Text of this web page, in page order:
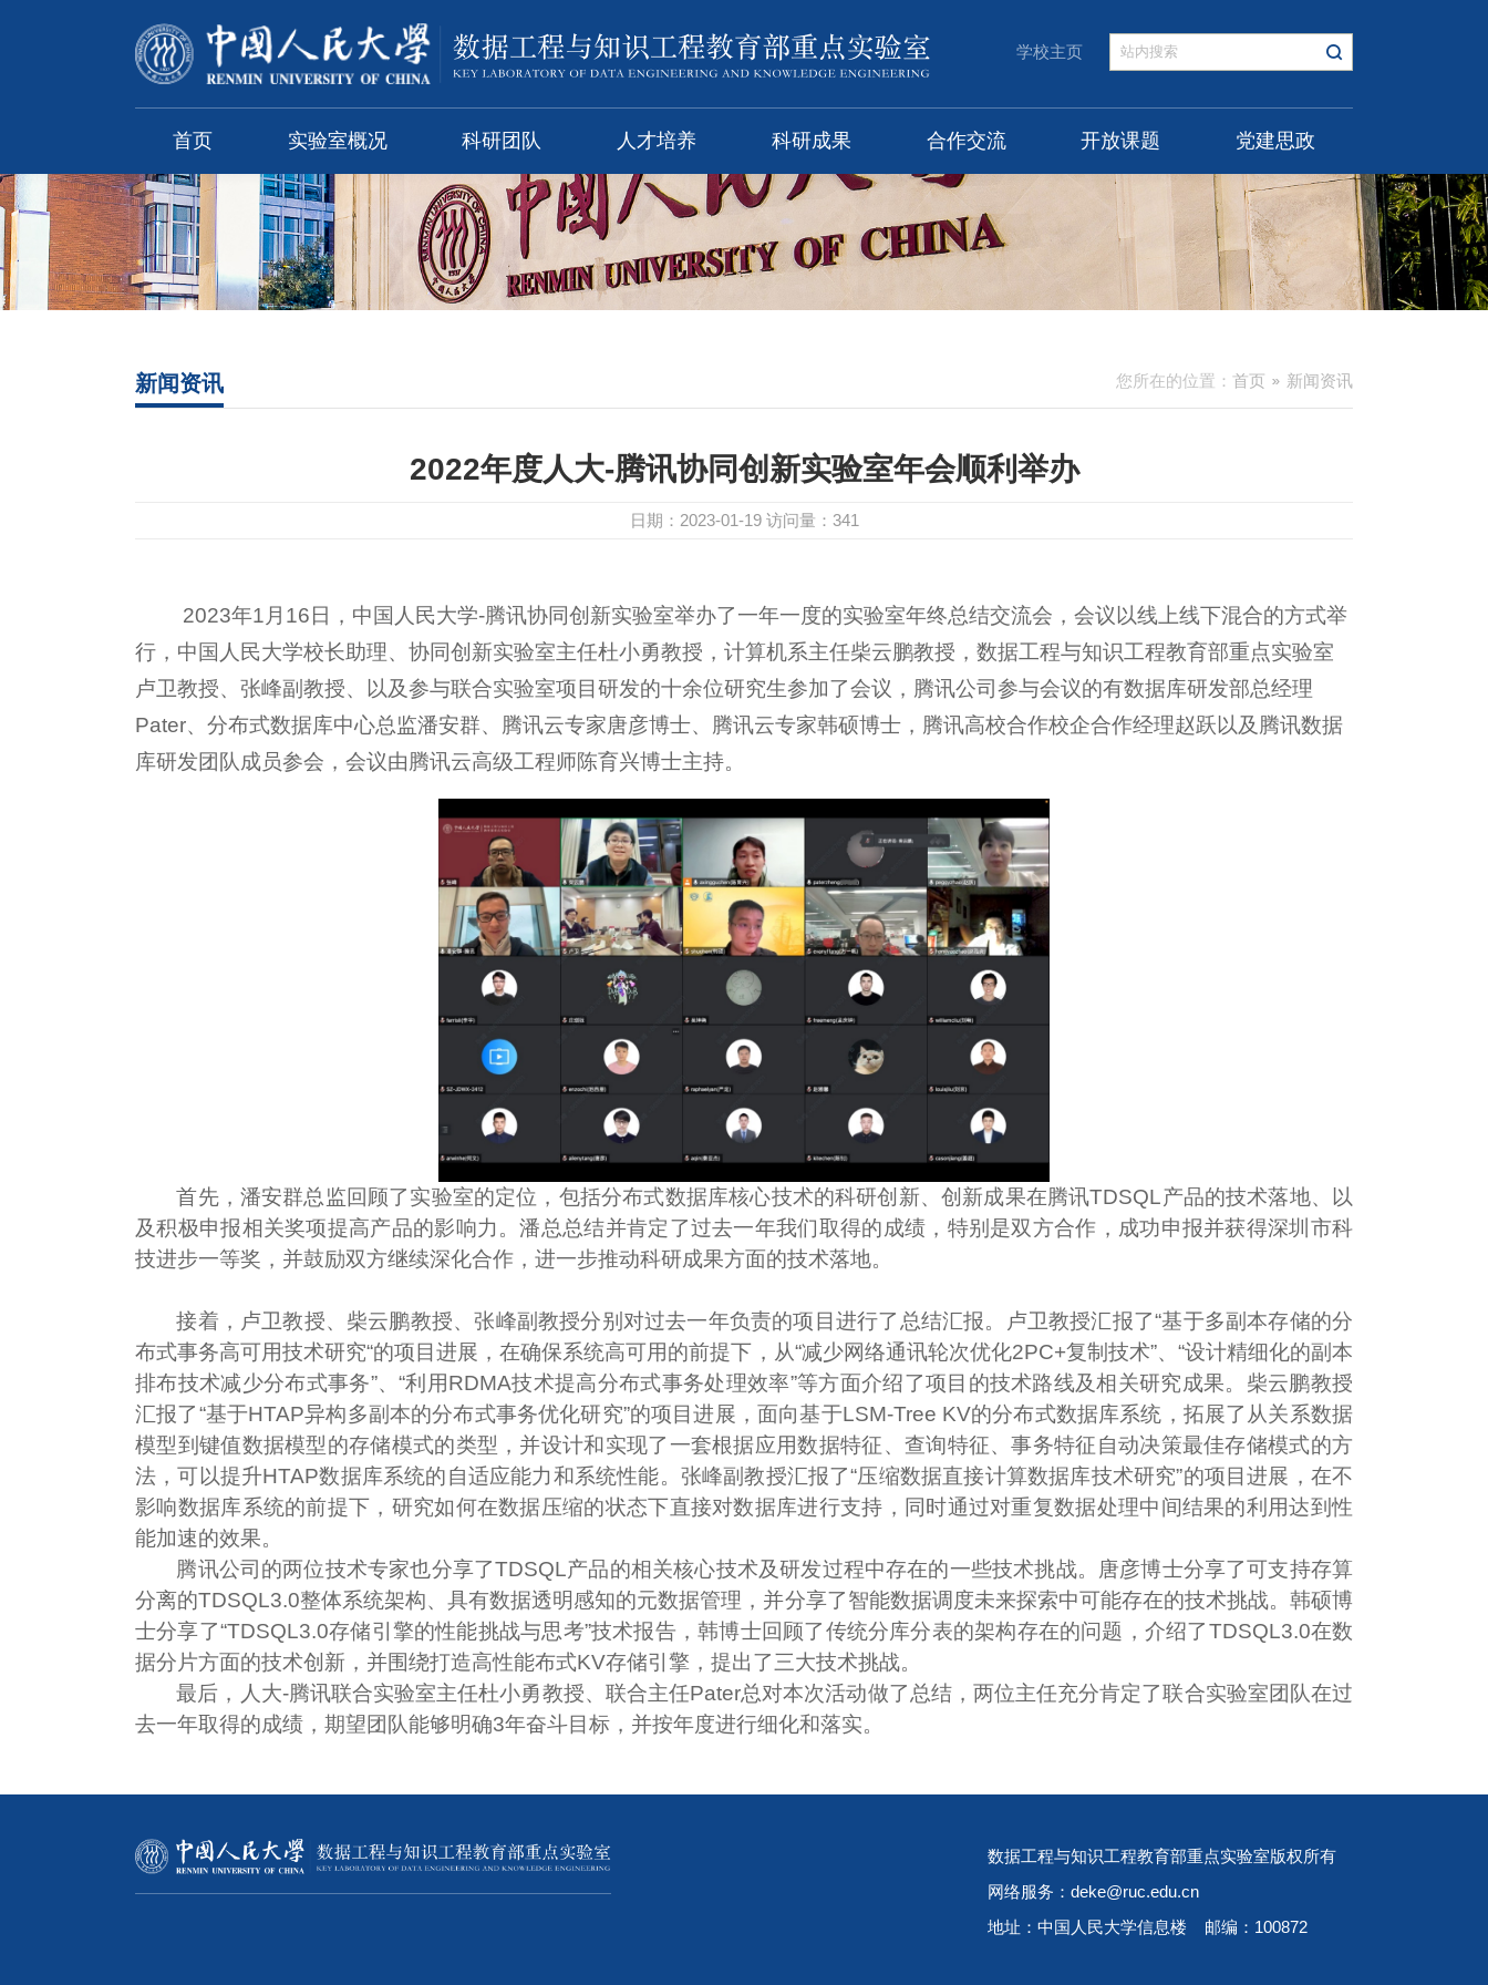
学校主页
首页 实验室概况 科研团队 人才培养 科研成果 合作交流 开放课题 党建思政
您所在的位置： 首页 新闻资讯
新闻资讯
2022年度人大-腾讯协同创新实验室年会顺利举办
日期：2023-01-19 访问量： 341
2023年1月16日，中国人民大学-腾讯协同创新实验室举办了一年一度的实验室年终总结交流会，会议以线上线下混合的方式举
行，中国人民大学校长助理、协同创新实验室主任杜小勇教授，计算机系主任柴云鹏教授，数据工程与知识工程教育部重点实验室
卢卫教授、张峰副教授、以及参与联合实验室项目研发的十余位研究生参加了会议，腾讯公司参与会议的有数据库研发部总经理
Pater、分布式数据库中心总监潘安群、腾讯云专家唐彦博士、腾讯云专家韩硕博士，腾讯高校合作校企合作经理赵跃以及腾讯数据
库研发团队成员参会，会议由腾讯云高级工程师陈育兴博士主持。
首先，潘安群总监回顾了实验室的定位，包括分布式数据库核心技术的科研创新、创新成果在腾讯TDSQL产品的技术落地、以
及积极申报相关奖项提高产品的影响力。潘总总结并肯定了过去一年我们取得的成绩，特别是双方合作， 成功申报并获得深圳市科
技进步一等奖 ，并鼓励双方继续深化合作，进一步推动科研成果方面的技术落地。
接着，卢卫教授、柴云鹏教授、张峰副教授分别对过去一年负责的项目进行了总结汇报。卢卫教授汇报了“基于多副本存储的分
布式事务高可用技术研究“的项目进展，在确保系统高可用的前提下，从“减少网络通讯轮次优化2PC+复制技术”、“设计精细化的副本
排布技术减少分布式事务”、“利用RDMA技术提高分布式事务处理效率”等方面介绍了项目的技术路线及相关研究成果。柴云鹏教授
汇报了“基于HTAP异构多副本的分布式事务优化研究”的项目进展，面向基于LSM-Tree KV的分布式数据库系统，拓展了从关系数据
模型到键值数据模型的存储模式的类型，并设计和实现了一套根据应用数据特征、查询特征、事务特征自动决策最佳存储模式的方
法，可以提升HTAP数据库系统的自适应能力和系统性能。张峰副教授汇报了“压缩数据直接计算数据库技术研究”的项目进展，在不
影响数据库系统的前提下，研究如何在数据压缩的状态下直接对数据库进行支持，同时通过对重复数据处理中间结果的利用达到性
能加速的效果。
腾讯公司的两位技术专家也分享了TDSQL产品的相关核心技术及研发过程中存在的一些技术挑战。唐彦博士分享了可支持存算
分离的TDSQL3.0整体系统架构、具有数据透明感知的元数据管理，并分享了智能数据调度未来探索中可能存在的技术挑战。韩硕博
士分享了“TDSQL3.0存储引擎的性能挑战与思考”技术报告，韩博士回顾了传统分库分表的架构存在的问题，介绍了TDSQL3.0在数
据分片方面的技术创新，并围绕打造高性能布式KV存储引擎，提出了三大技术挑战。
最后，人大-腾讯联合实验室主任杜小勇教授、联合主任Pater总对本次活动做了总结，两位主任充分肯定了联合实验室团队在过
去一年取得的成绩，期望团队能够明确3年奋斗目标，并按年度进行细化和落实。
数据工程与知识工程教育部重点实验室版权所有
网络服务：deke@ruc.edu.cn
地址：中国人民大学信息楼 邮编：100872